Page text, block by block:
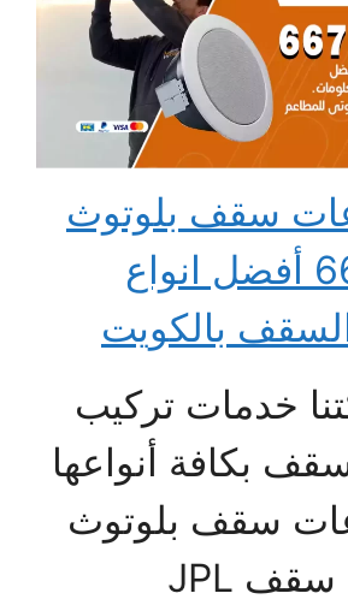
سقف بلوتوث
66780530 أفضل انواع
بالكويت
خدمات تركيب
بكافة أنواعها
سقف بلوتوث
وسماعات سقف JPL